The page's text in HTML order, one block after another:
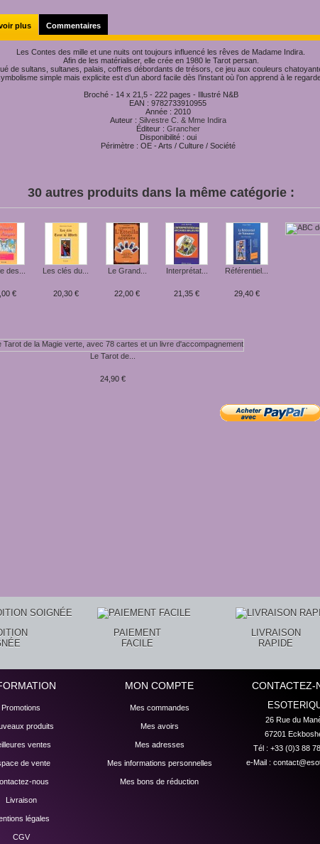
plus Commentaires
Les Contes des mille et une nuits ont toujours influencé les rêves de Madame Indira.
Afin de les matérialiser, elle crée en 1980 le Tarot persan.
de sultans, sultanes, palais, coffres débordants de trésors, ce jeu aux couleurs
simple mais explicite est d’un abord facile dès l’instant où l’on apprend à le
Broché - 14 x 21,5 - 222 pages - Illustré N&B
EAN : 9782733910955
Année : 2010
Auteur : Silvestre C. & Mme Indira
Éditeur : Grancher
Disponibilité : oui
Périmètre : OE - Arts / Culture / Société
30 autres produits dans la même catégorie :
des...
€
Les clés du...
20,30 €
Le Grand...
22,00 €
Interprétat...
21,35 €
Référentiel...
29,40 €
Le Tarot de...
24,90 €
PAIEMENT
FACILE
LIVRAISON
RAPIDE
Promotions
produits
ventes
de vente
nous
Livraison
légales
CGV
MON COMPTE
Mes commandes
Mes avoirs
Mes adresses
Mes informations personnelles
Mes bons de réduction
CONTACTEZ-
26 Rue du
67201
Tél : +33 (0)3 88
e-Mail :